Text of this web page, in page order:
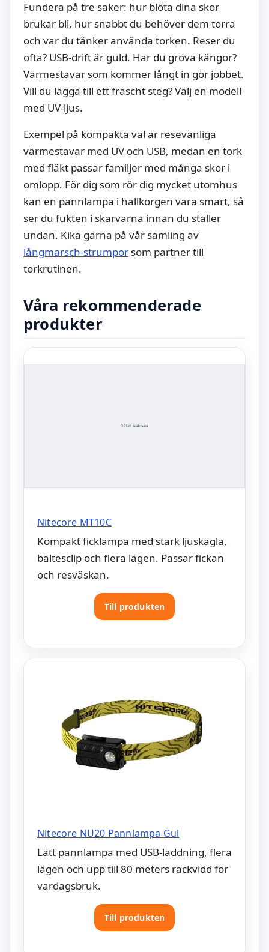
Fundera på tre saker: hur blöta dina skor
brukar bli, hur snabbt du behöver dem torra
och var du tänker använda torken. Reser du
ofta? USB-drift är guld. Har du grova kängor?
Värmestavar som kommer långt in gör jobbet.
Vill du lägga till ett fräscht steg? Välj en modell
med UV-ljus.
Exempel på kompakta val är resevänliga
värmestavar med UV och USB, medan en tork
med fläkt passar familjer med många skor i
omlopp. För dig som rör dig mycket utomhus
kan en pannlampa i hallkorgen vara smart, så
ser du fukten i skarvarna innan du ställer
undan. Kika gärna på vår samling av
långmarsch-strumpor som partner till
torkrutinen.
Våra rekommenderade
produkter
Nitecore MT10C
Kompakt ficklampa med stark ljuskägla,
bältesclip och flera lägen. Passar fickan
och resväskan.
Till produkten
Nitecore NU20 Pannlampa Gul
Lätt pannlampa med USB-laddning, flera
lägen och upp till 80 meters räckvidd för
vardagsbruk.
Till produkten